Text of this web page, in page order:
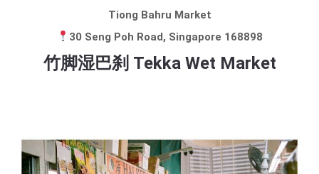
Tiong Bahru Market
30 Seng Poh Road, Singapore 168898
竹脚湿巴刹 Tekka Wet Market